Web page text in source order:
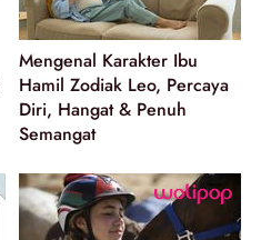
Mengenal Karakter Ibu
Hamil Zodiak Leo, Percaya
Diri, Hangat & Penuh
Semangat